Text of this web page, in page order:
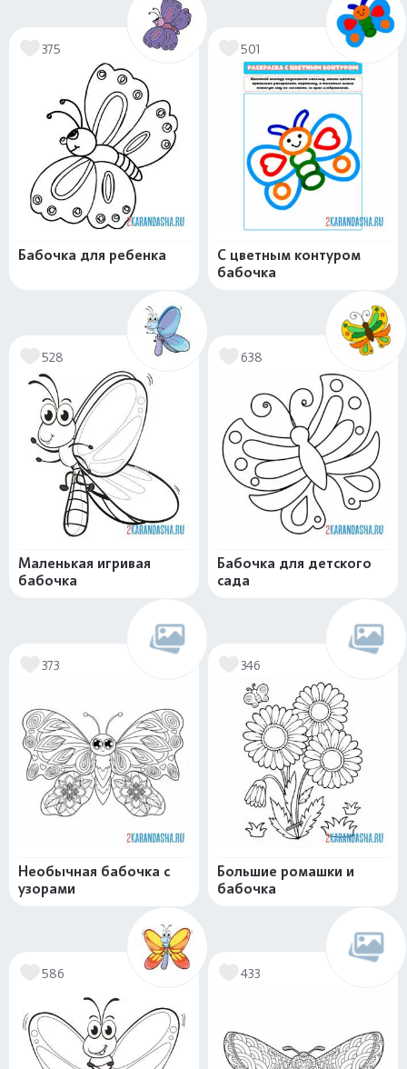
375
Бабочка для ребенка
501
С цветным контуром
бабочка
528
Маленькая игривая
бабочка
638
Бабочка для детского
сада
373
Необычная бабочка с
узорами
346
Большие ромашки и
бабочка
586 433